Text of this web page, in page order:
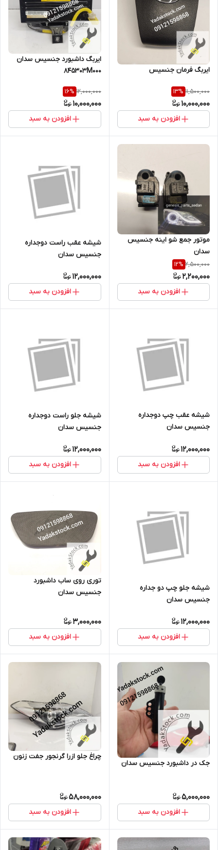
ایربگ فرمان جنسیس
11,500,000
13%
10,000,000
افزودن به سبد
ایربگ داشبورد جنسیس سدان
845303M000
12,000,000
16%
10,000,000
افزودن به سبد
موتور جمع شو اینه جنسیس
سدان
2,500,000
12%
2,200,000
افزودن به سبد
شیشه عقب راست دوجداره
جنسیس سدان
12,000,000
افزودن به سبد
شیشه عقب چپ دوجداره
جنسیس سدان
12,000,000
افزودن به سبد
شیشه جلو راست دوجداره
جنسیس سدان
12,000,000
افزودن به سبد
شیشه جلو چپ دو جداره
جنسیس سدان
12,000,000
افزودن به سبد
توری روی ساب داشبورد
جنسیس سدان
3,000,000
افزودن به سبد
جک در داشبورد جنسیس سدان
5,000,000
افزودن به سبد
چراغ جلو ازرا گرنجور جفت زنون
58,000,000
افزودن به سبد